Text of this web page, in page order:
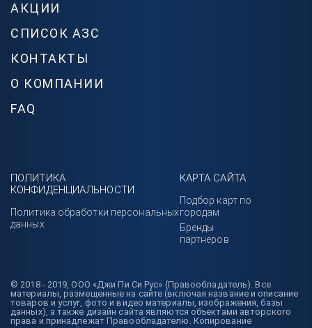
АКЦИИ
СПИСОК АЗС
КОНТАКТЫ
О КОМПАНИИ
FAQ
© 2018 - 2019, ООО «Джи Пи Си Рус» (Правообладатель). Все
материалы, размещенные на сайте (включая название и описание
товаров и услуг, фото и видео материалы, изображения, базы
данных), а также дизайн сайта являются объектами авторского
права и принадлежат Правообладателю. Копирование
ПОЛИТИКА
КОНФИДЕНЦИАЛЬНОСТИ
Политика обработки персональных
данных
КАРТА САЙТА
Подбор карт по
городам
Бренды
партнёров